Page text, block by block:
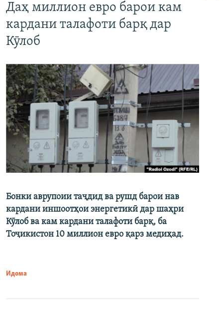
Даҳ миллион евро барои кам
кардани талафоти барқ дар
Кӯлоб
Бонки аврупоии таҷдид ва рушд барои нав
кардани иншоотҳои энергетикӣ дар шаҳри
Кӯлоб ва кам кардани талафоти барқ, ба
Тоҷикистон 10 миллион евро қарз медиҳад.
Идома